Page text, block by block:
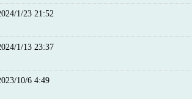
1/23 21:52
1/13 23:37
10/6 4:49